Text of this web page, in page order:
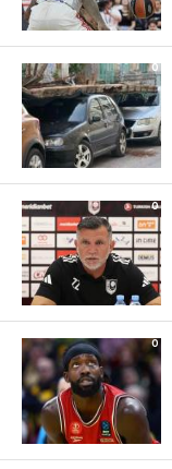
0
0
0